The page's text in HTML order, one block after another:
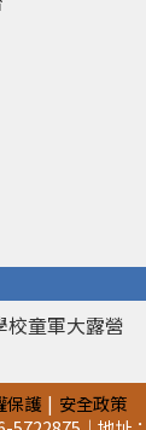
校童軍大露營
保護
安全政策